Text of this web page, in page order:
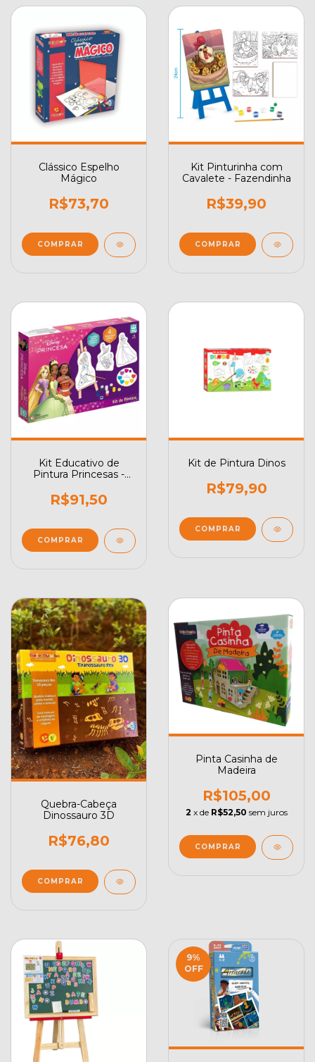
Clássico Espelho
Mágico
R$73,70
Kit Pinturinha com
Cavalete - Fazendinha
R$39,90
Kit Educativo de
Pintura Princesas -
Madeira
R$91,50
Kit de Pintura Dinos
R$79,90
Quebra-Cabeça
Dinossauro 3D
R$76,80
Pinta Casinha de
Madeira
R$105,00
2 x de R$52,50 sem juros
9%
OFF